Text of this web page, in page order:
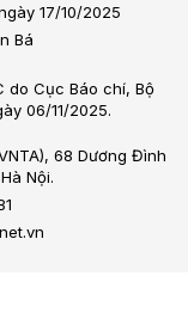
17/10/2025
Bá
do Cục Báo chí, Bộ
06/11/2025.
68 Dương Đình
Nội.